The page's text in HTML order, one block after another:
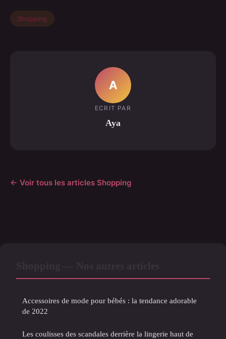
Shopping
A
ECRIT PAR
Aya
← Voir tous les articles Shopping
Accessoires de mode pour bébés : la tendance adorable
de 2022
Les coulisses des scandales derrière la lingerie haut de